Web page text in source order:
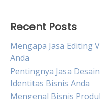
Recent Posts
Mengapa Jasa Editing
Anda
Pentingnya Jasa
Identitas Bisnis Anda
Mengenal Bisnis